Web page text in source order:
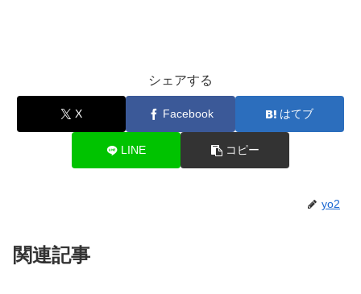
シェアする
X Facebook はてブ
LINE コピー
yo2
関連記事